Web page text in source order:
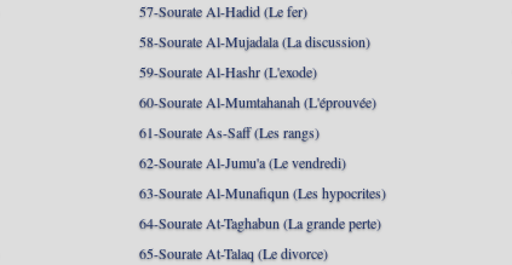
57-Sourate Al-Hadid (Le fer)
58-Sourate Al-Mujadala (La discussion)
59-Sourate Al-Hashr (L'exode)
60-Sourate Al-Mumtahanah (L'éprouvée)
61-Sourate As-Saff (Les rangs)
62-Sourate Al-Jumu'a (Le vendredi)
63-Sourate Al-Munafiqun (Les hypocrites)
64-Sourate At-Taghabun (La grande perte)
65-Sourate At-Talaq (Le divorce)